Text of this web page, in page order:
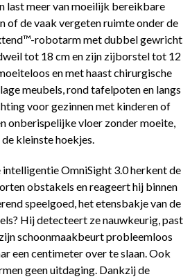
last meer van moeilijk bereikbare
of de vaak vergeten ruimte onder de
robotarm met dubbel gewricht
tot 18 cm en zijn zijborstel tot 12
en met haast chirurgische
meubels, rond tafelpoten en langs
voor gezinnen met kinderen of
onberispelijke vloer zonder moeite,
kleinste hoekjes.
OmniSight 3.0 herkent de
obstakels en reageert hij binnen
speelgoed, het etensbakje van de
Hij detecteert ze nauwkeurig, past
schoonmaakbeurt probleemloos
een centimeter over te slaan. Ook
geen uitdaging. Dankzij de